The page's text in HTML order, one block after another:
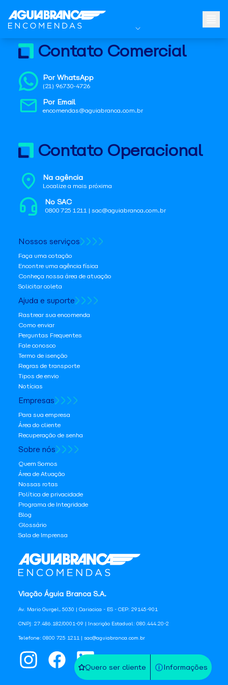
Quero ser cliente Informações
Viação Águia Branca S.A.
Av. Mario Gurgel, 5030 | Cariacica - ES - CEP: 29145-901
CNPJ: 27.486.182/0001-09 | Inscrição Estadual: 080.444.20-2
Telefone: 0800 725 1211 | sac@aguiabranca.com.br
Contato Comercial
Por WhatsApp
(21) 96730-4726
Por Email
encomendas@aguiabranca.com.br
Contato Operacional
Na agência
Localize a mais próxima
No SAC
0800 725 1211 | sac@aguiabranca.com.br
Nossos serviços
Faça uma cotação
Encontre uma agência física
Conheça nossa área de atuação
Solicitar coleta
Ajuda e suporte
Rastrear sua encomenda
Como enviar
Perguntas Frequentes
Fale conosco
Termo de isenção
Regras de transporte
Tipos de envio
Notícias
Empresas
Para sua empresa
Área do cliente
Recuperação de senha
Sobre nós
Quem Somos
Área de Atuação
Nossas rotas
Política de privacidade
Programa de Integridade
Blog
Glossário
Sala de Imprensa